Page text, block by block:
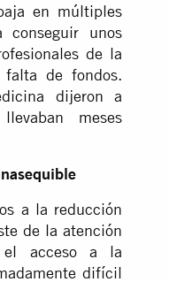
en múltiples
conseguir unos
de la
de fondos.
dijeron a
meses
a la reducción
de la atención
el acceso a la
difícil